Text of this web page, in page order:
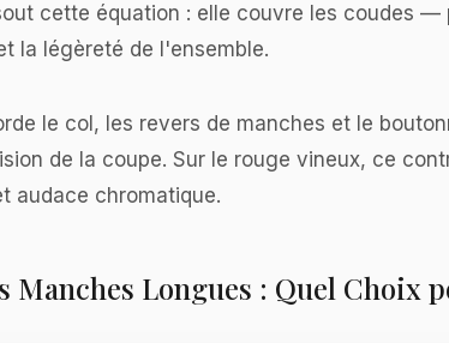
cette équation : elle couvre les coudes
la légèreté de l'ensemble.
le col, les revers de manches et le
de la coupe. Sur le rouge vineux, ce
audace chromatique.
Longues : Quel Choix